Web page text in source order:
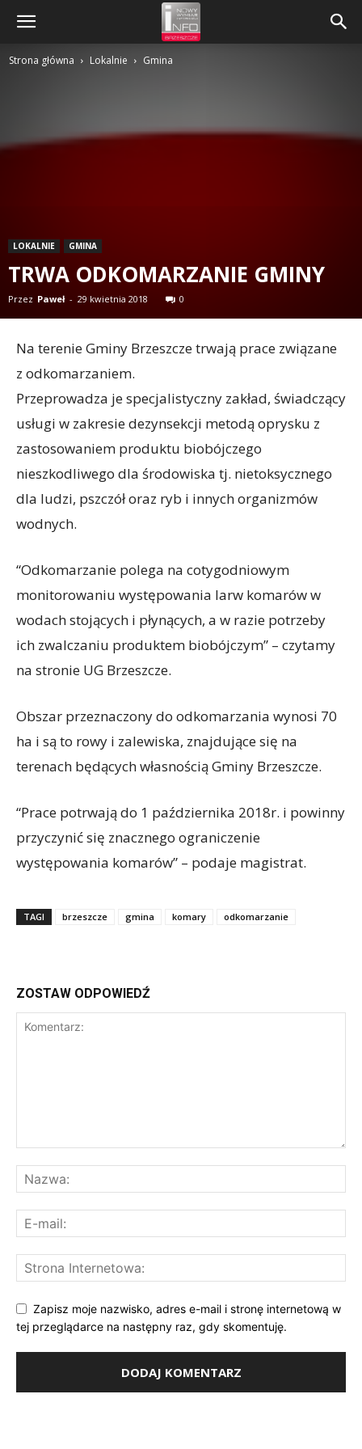
Strona główna Lokalnie Gmina
LOKALNIE GMINA
TRWA ODKOMARZANIE GMINY
Przez Paweł - 29 kwietnia 2018 0
Na terenie Gminy Brzeszcze trwają prace związane
z odkomarzaniem.
Przeprowadza je specjalistyczny zakład, świadczący
usługi w zakresie dezynsekcji metodą oprysku z
zastosowaniem produktu biobójczego
nieszkodliwego dla środowiska tj. nietoksycznego
dla ludzi, pszczół oraz ryb i innych organizmów
wodnych.
“Odkomarzanie polega na cotygodniowym
monitorowaniu występowania larw komarów w
wodach stojących i płynących, a w razie potrzeby
ich zwalczaniu produktem biobójczym” – czytamy
na stronie UG Brzeszcze.
Obszar przeznaczony do odkomarzania wynosi 70
ha i są to rowy i zalewiska, znajdujące się na
terenach będących własnością Gminy Brzeszcze.
“Prace potrwają do 1 października 2018r. i powinny
przyczynić się znacznego ograniczenie
występowania komarów” – podaje magistrat.
TAGI brzeszcze gmina komary odkomarzanie
ZOSTAW ODPOWIEDŹ
Zapisz moje nazwisko, adres e-mail i stronę internetową w
tej przeglądarce na następny raz, gdy skomentuję.